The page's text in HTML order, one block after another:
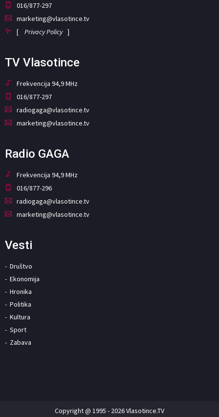
016/877-297
marketing@vlasotince.tv
[ Privacy Policy ]
TV Vlasotince
Frekvencija 94,9 MHz
016/877-297
radiogaga@vlasotince.tv
marketing@vlasotince.tv
Radio GAGA
Frekvencija 94,9 MHz
016/877-296
radiogaga@vlasotince.tv
marketing@vlasotince.tv
Vesti
Društvo
Ekonomija
Hronika
Politika
Kultura
Sport
Zabava
Copyright @ 1995 - 2026 Vlasotince.TV